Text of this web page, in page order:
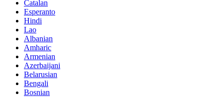
Catalan
Esperanto
Hindi
Lao
Albanian
Amharic
Armenian
Azerbaijani
Belarusian
Bengali
Bosnian